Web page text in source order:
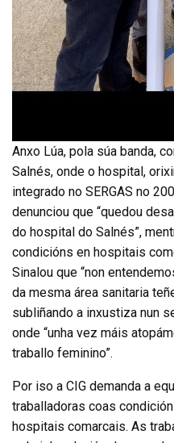
Anxo Lúa, pola súa banda,
Salnés, onde o hospital,
integrado no SERGAS no
denunciou que “quedou
do hospital do Salnés”,
condicións en hospitais
Sinalou que “non
da mesma área sanitaria
subliñando a inxustiza nun
onde “unha vez máis
traballo feminino”.
Por iso a CIG demanda a
traballadoras coas
hospitais comarcais. As